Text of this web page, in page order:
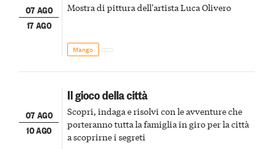
07 AGO
17 AGO
Mostra di pittura dell'artista Luca Olivero
Mango
07 AGO
10 AGO
Il gioco della città
Scopri, indaga e risolvi con le avventure che
porteranno tutta la famiglia in giro per la città
a scoprirne i segreti